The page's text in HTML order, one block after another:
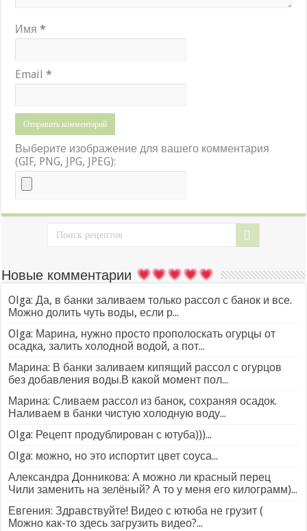
Имя*
Email*
Выберите изображение для вашего комментария
(GIF, PNG, JPG, JPEG):
Новые комментарии
Olga: Да, в банки заливаем только рассол с банок и все.
Можно долить чуть воды, если р...
Olga: Марина, нужно просто прополоскать огурцы от
осадка, залить холодной водой, а пот...
Марина: В банки заливаем кипящий рассол с огурцов
без добавления воды.В какой момент пол...
Марина: Сливаем рассол из банок, сохраняя осадок.
Наливаем в банки чистую холодную воду...
Olga: Рецепт продублирован с ютуба)))...
Olga: можно, но это испортит цвет соуса...
Александра Донникова: А можно ли красный перец
Чили заменить на зелёный? А то у меня его килограмм)...
Евгения: Здравствуйте! Видео с ютюба не грузит (
Можно как-то здесь загрузить видео?...